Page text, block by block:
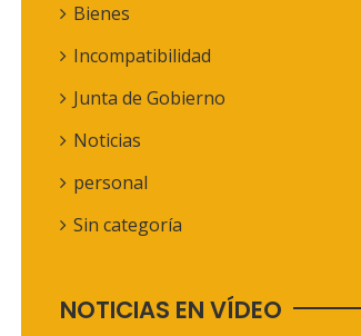
Bienes
Incompatibilidad
Junta de Gobierno
Noticias
personal
Sin categoría
NOTICIAS EN VÍDEO